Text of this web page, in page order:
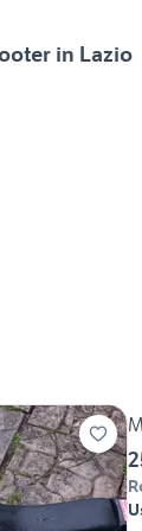
in Lazio